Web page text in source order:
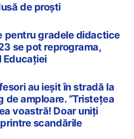
de proști
pentru gradele didactice
se pot reprograma,
Educației
au ieșit în stradă la
de amploare. “Tristețea
voastră! Doar uniți
scandările